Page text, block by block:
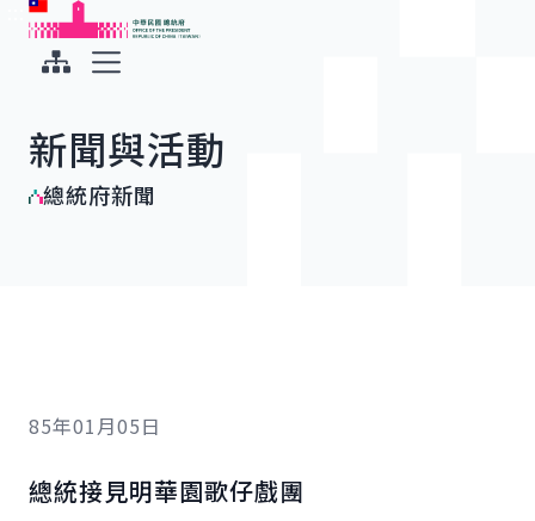
跳到主要內容
中華民國總統府
新聞與活動
總統府新聞
85年01月05日
總統接見明華園歌仔戲團